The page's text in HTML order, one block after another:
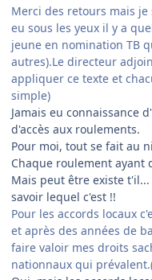
Merci des retours mais
eu sous les yeux il y a
jeune en nomination TB
autres).Le directeur
appliquer ce texte et
simple)
Jamais eu connaissance
d'accès aux roulements.
Pour moi, tout se fait au
Chaque roulement ayant
Mais peut être existe
savoir lequel c'est !!
Pour les accords locaux
et après des années de
faire valoir mes droits
nationnaux qui